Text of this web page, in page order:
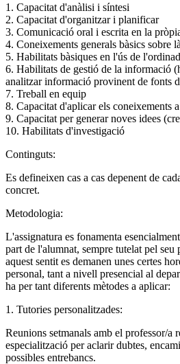
1. Capacitat d'anàlisi i síntesi
2. Capacitat d'organitzar i planificar
3. Comunicació oral i escrita en la
4. Coneixements generals bàsics sobre
5. Habilitats bàsiques en l'ús de
6. Habilitats de gestió de la informació
analitzar informació provinent de fonts
7. Treball en equip
8. Capacitat d'aplicar els coneixements
9. Capacitat per generar noves idees
10. Habilitats d'investigació
Continguts:
Es defineixen cas a cas depenent de
concret.
Metodologia:
L'assignatura es fonamenta
part de l'alumnat, sempre tutelat pel seu
aquest sentit es demanen unes certes
personal, tant a nivell presencial al
ha per tant diferents mètodes a aplicar:
1. Tutories personalitzades:
Reunions setmanals amb el professor/a
especialització per aclarir dubtes,
possibles entrebancs.